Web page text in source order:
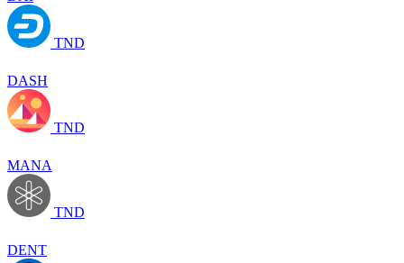
TND
DASH
TND
MANA
TND
DENT